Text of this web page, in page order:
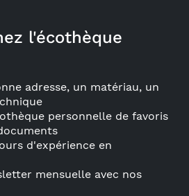
l'écothèque
adresse, un matériau, un
personnelle de favoris
d'expérience en
mensuelle avec nos